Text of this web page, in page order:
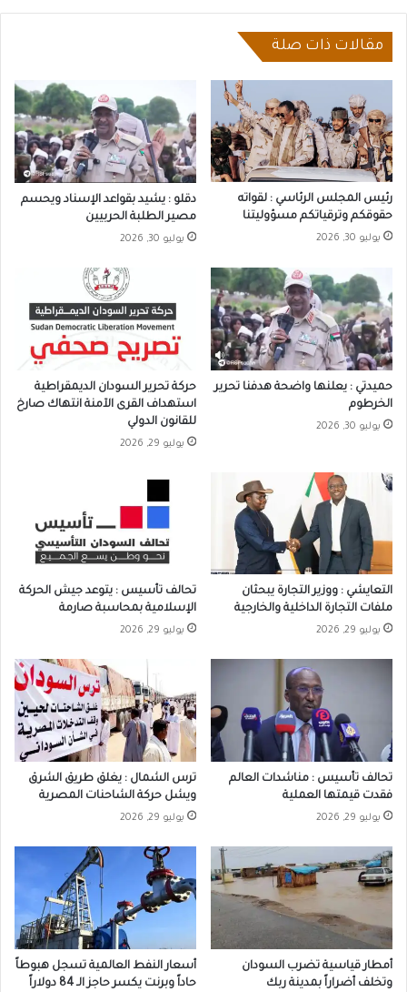
مقالات ذات صلة
رئيس المجلس الرئاسي : لقواته
حقوقكم وترقياتكم مسؤوليتنا
يوليو 30, 2026
دقلو : يشيد بقواعد الإسناد ويحسم
مصير الطلبة الحربيين
يوليو 30, 2026
حميدتي : يعلنها واضحة هدفنا تحرير
الخرطوم
يوليو 30, 2026
حركة تحرير السودان الديمقراطية
استهداف القرى الآمنة انتهاك صارخ
للقانون الدولي
يوليو 29, 2026
التعايشي : ووزير التجارة يبحثان
ملفات التجارة الداخلية والخارجية
يوليو 29, 2026
تحالف تأسيس : يتوعد جيش الحركة
الإسلامية بمحاسبة صارمة
يوليو 29, 2026
تحالف تأسيس : مناشدات العالم
فقدت قيمتها العملية
يوليو 29, 2026
ترس الشمال : يغلق طريق الشرق
ويشل حركة الشاحنات المصرية
يوليو 29, 2026
أمطار قياسية تضرب السودان
وتخلف أضراراً بمدينة ربك
أسعار النفط العالمية تسجل هبوطاً
حاداً وبرنت يكسر حاجز الـ 84 دولاراً